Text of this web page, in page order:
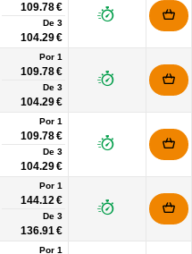
109.78 €
De 3
104.29 €
Por 1
109.78 €
De 3
104.29 €
Por 1
109.78 €
De 3
104.29 €
Por 1
144.12 €
De 3
136.91 €
Por 1